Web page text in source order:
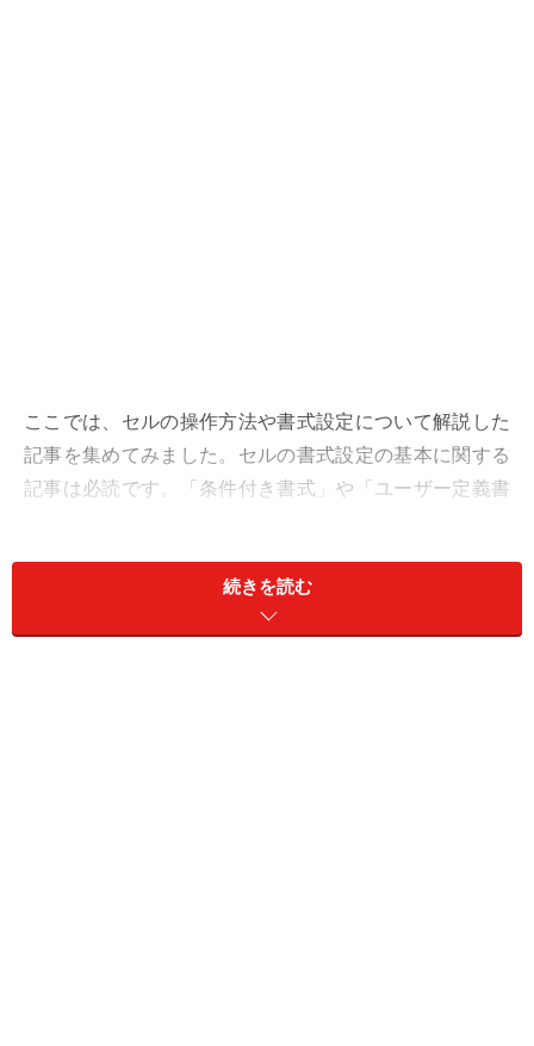
ここでは、セルの操作方法や書式設定について解説した
記事を集めてみました。セルの書式設定の基本に関する
記事は必読です。「条件付き書式」や「ユーザー定義書
続きを読む